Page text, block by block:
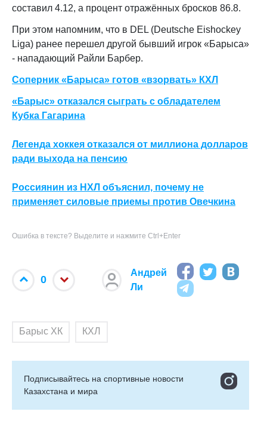
составил 4.12, а процент отражённых бросков 86.8.
При этом напомним, что в DEL (Deutsche Eishockey
Liga) ранее перешел другой бывший игрок «Барыса»
- нападающий Райли Барбер.
Соперник «Барыса» готов «взорвать» КХЛ
«Барыс» отказался сыграть с обладателем
Кубка Гагарина
Легенда хоккея отказался от миллиона долларов
ради выхода на пенсию
Россиянин из НХЛ объяснил, почему не
применяет силовые приемы против Овечкина
Ошибка в тексте? Выделите и нажмите Ctrl+Enter
0
Андрей
Ли
Барыс ХК КХЛ
Подписывайтесь на cпортивные новости
Казахстана и мира